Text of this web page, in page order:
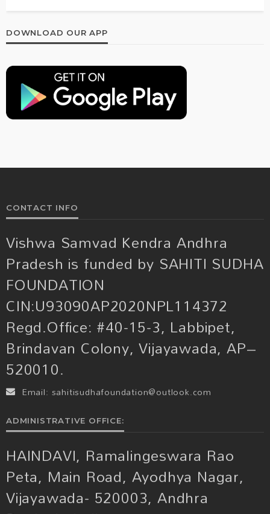
DOWNLOAD OUR APP
CONTACT INFO
Vishwa Samvad Kendra Andhra
Pradesh is funded by SAHITI SUDHA
FOUNDATION
CIN:U93090AP2020NPL114372
Regd.Office: #40-15-3, Labbipet,
Brindavan Colony, Vijayawada, AP–
520010.
Email: sahitisudhafoundation@outlook.com
ADMINISTRATIVE OFFICE:
HAINDAVI, Ramalingeswara Rao
Peta, Main Road, Ayodhya Nagar,
Vijayawada- 520003, Andhra